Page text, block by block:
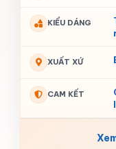
KIỂU DÁNG
XUẤT XỨ
CAM KẾT